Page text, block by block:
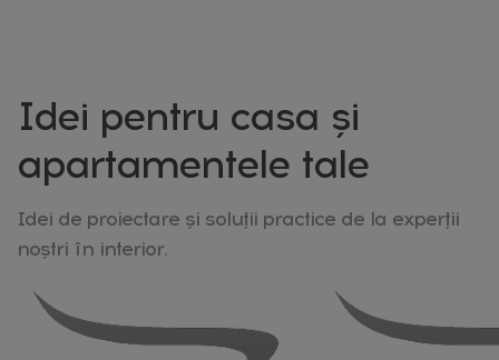
Idei pentru casa și
apartamentele tale
Idei de proiectare și soluții practice de la experții
noștri în interior.